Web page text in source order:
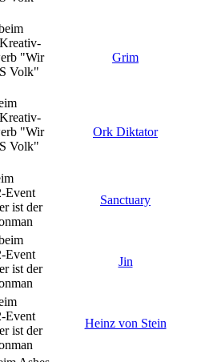
"Wir
Volk"
Grim
"Wir
Volk"
Ork Diktator
Event
ist der
Sanctuary
Event
ist der
Jin
Event
ist der
Heinz von Stein